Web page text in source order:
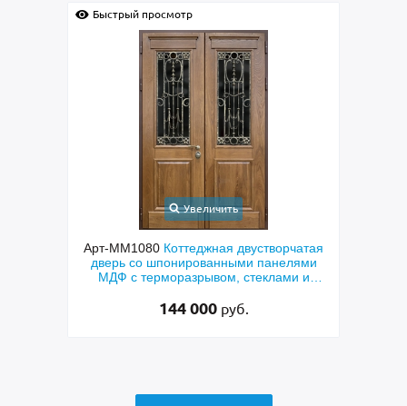
Быстрый просмотр
Увеличить
Арт-ММ1080 Коттеджная двустворчатая
дверь со шпонированными панелями
МДФ с терморазрывом, стеклами и
144 000 руб.